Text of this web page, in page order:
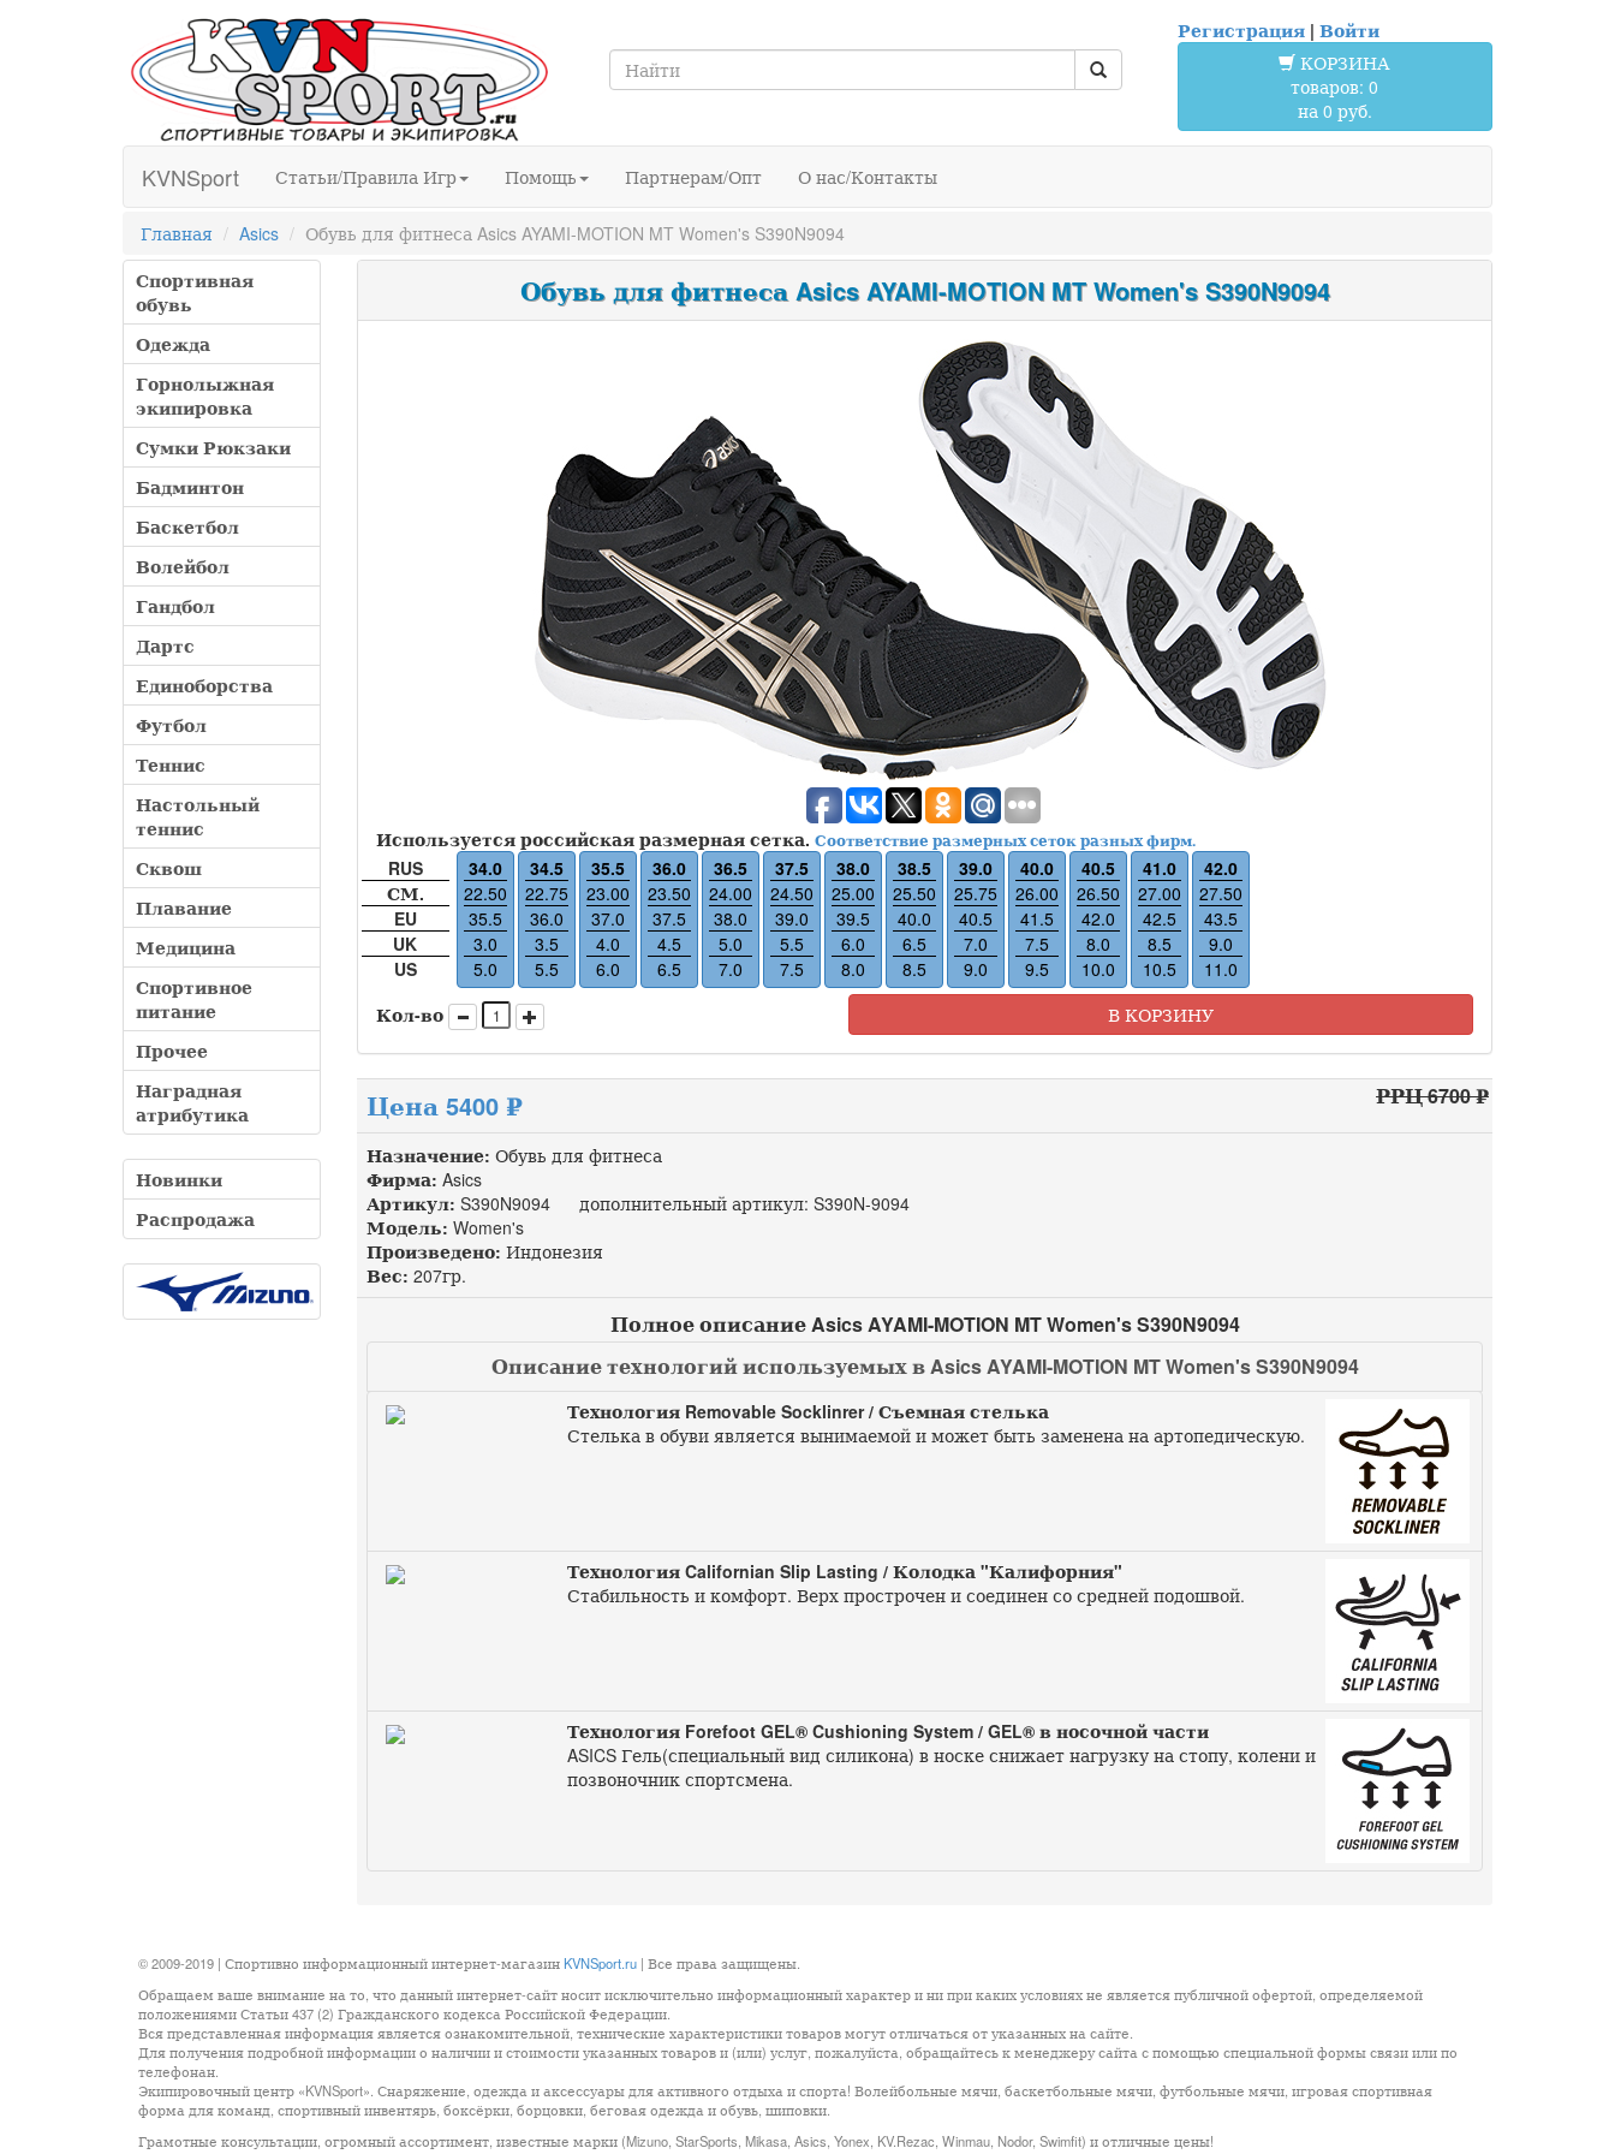
Регистрация| Войти
КОРЗИНА
товаров: 0
на 0 руб.
KVNSport Статьи/Правила Игр Помощь Партнерам/Опт О нас/Контакты
Главная Asics
Обувь для фитнеса Asics AYAMI-MOTION MT Women's S390N9094
Спортивная
обувь
Одежда
Горнолыжная
экипировка
Сумки Рюкзаки
Бадминтон
Баскетбол
Волейбол
Гандбол
Дартс
Единоборства
Футбол
Теннис
Настольный
теннис
Сквош
Плавание
Медицина
Спортивное
питание
Прочее
Наградная
атрибутика
Новинки
Распродажа
Обувь для фитнеса Asics AYAMI-MOTION MT Women's S390N9094
Используется российская размерная сетка. Соответствие размерных сеток разных фирм.
RUS
СМ.
EU
UK
US
34.0
22.50
35.5
3.0
5.0
34.5
22.75
36.0
3.5
5.5
35.5
23.00
37.0
4.0
6.0
36.0
23.50
37.5
4.5
6.5
36.5
24.00
38.0
5.0
7.0
37.5
24.50
39.0
5.5
7.5
38.0
25.00
39.5
6.0
8.0
38.5
25.50
40.0
6.5
8.5
39.0
25.75
40.5
7.0
9.0
40.0
26.00
41.5
7.5
9.5
40.5
26.50
42.0
8.0
10.0
41.0
27.00
42.5
8.5
10.5
42.0
27.50
43.5
9.0
11.0
Кол-во
В КОРЗИНУ
Цена 5400 ₽ РРЦ 6700 ₽
Назначение: Обувь для фитнеса
Фирма: Asics
Артикул: S390N9094 дополнительный артикул: S390N-9094
Модель: Women's
Произведено: Индонезия
Вес: 207гр.
Полное описание Asics AYAMI-MOTION MT Women's S390N9094
Описание технологий используемых в Asics AYAMI-MOTION MT Women's S390N9094
Технология Removable Socklinrer / Съемная стелька
Стелька в обуви является вынимаемой и может быть заменена на артопедическую.
Технология Californian Slip Lasting / Колодка "Калифорния"
Стабильность и комфорт. Верх прострочен и соединен со средней подошвой.
Технология Forefoot GEL® Cushioning System / GEL® в носочной части
ASICS Гель(специальный вид силикона) в носке снижает нагрузку на стопу, колени и
позвоночник спортсмена.
© 2009-2019 | Спортивно информационный интернет-магазин KVNSport.ru| Все права защищены.
Обращаем ваше внимание на то, что данный интернет-сайт носит исключительно информационный характер и ни при каких условиях не является публичной офертой, определяемой
положениями Статьи 437 (2) Гражданского кодекса Российской Федерации.
Вся представленная информация является ознакомительной, технические характеристики товаров могут отличаться от указанных на сайте.
Для получения подробной информации о наличии и стоимости указанных товаров и (или) услуг, пожалуйста, обращайтесь к менеджеру сайта с помощью специальной формы связи или по
телефонан.
Экипировочный центр «KVNSport». Снаряжение, одежда и аксессуары для активного отдыха и спорта! Волейбольные мячи, баскетбольные мячи, футбольные мячи, игровая спортивная
форма для команд, спортивный инвентярь, боксёрки, борцовки, беговая одежда и обувь, шиповки.
Грамотные консультации, огромный ассортимент, известные марки (Mizuno, StarSports, Mikasa, Asics, Yonex, KV.Rezac, Winmau, Nodor, Swimfit) и отличные цены!